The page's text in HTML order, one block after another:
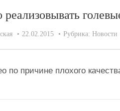
22.02.2015 Рубрика: Новости
по причине плохого